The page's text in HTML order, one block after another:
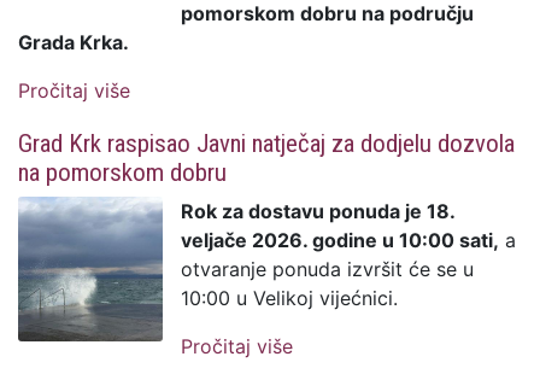
pomorskom dobru na području
Grada Krka.
Pročitaj više
obavljanje djelatnosti na pomorskom
dobru na području Grada Krka.
Grad Krk raspisao Javni natječaj za dodjelu dozvola
na pomorskom dobru
Rok za dostavu ponuda je 18.
veljače 2026. godine u 10:00 sati, a
otvaranje ponuda izvršit će se u
10:00 u Velikoj vijećnici.
Pročitaj više